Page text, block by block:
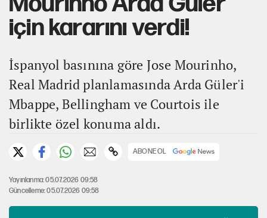
için kararını verdi!
İspanyol basınına göre Jose Mourinho,
Real Madrid planlamasında Arda Güler'i
Mbappe, Bellingham ve Courtois ile
birlikte özel konuma aldı.
ABONE OL
Yayınlanma: 05.07.2026 09:58
Güncelleme: 05.07.2026 09:58